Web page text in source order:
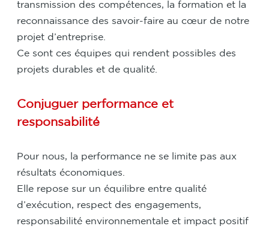
transmission des compétences, la formation et la
reconnaissance des savoir-faire au cœur de notre
projet d’entreprise.
Ce sont ces équipes qui rendent possibles des
projets durables et de qualité.
Conjuguer performance et
responsabilité
Pour nous, la performance ne se limite pas aux
résultats économiques.
Elle repose sur un équilibre entre qualité
d’exécution, respect des engagements,
responsabilité environnementale et impact positif